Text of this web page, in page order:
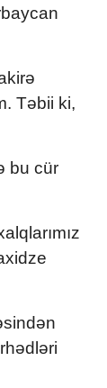
Təbii ki,
bu cür